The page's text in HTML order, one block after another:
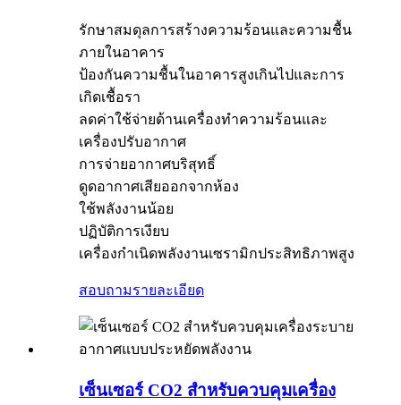
รักษาสมดุลการสร้างความร้อนและความชื้น
ภายในอาคาร
ป้องกันความชื้นในอาคารสูงเกินไปและการ
เกิดเชื้อรา
ลดค่าใช้จ่ายด้านเครื่องทำความร้อนและ
เครื่องปรับอากาศ
การจ่ายอากาศบริสุทธิ์
ดูดอากาศเสียออกจากห้อง
ใช้พลังงานน้อย
ปฏิบัติการเงียบ
เครื่องกำเนิดพลังงานเซรามิกประสิทธิภาพสูง
สอบถามรายละเอียด
เซ็นเซอร์ CO2 สำหรับควบคุมเครื่อง